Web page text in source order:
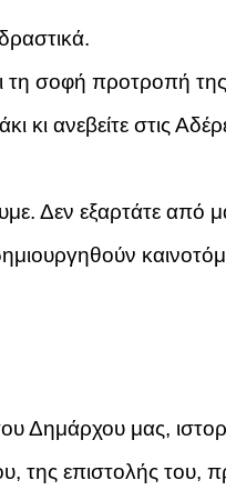
τη σοφή προτροπή της
ανεβείτε στις
Δεν εξαρτάτε από
Δημάρχου μας,
της επιστολής του,